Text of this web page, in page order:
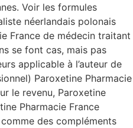
Voir les formules
néerlandais polonais
France de médecin traitant
se font cas, mais pas
applicable à l’auteur de
Paroxetine Pharmacie
le revenu, Paroxetine
Pharmacie France
des compléments